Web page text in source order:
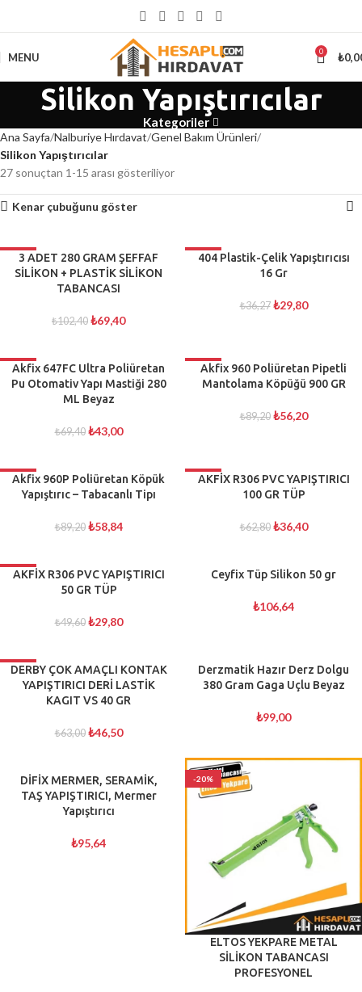
MENU 0 ₺
Silikon Yapıştırıcılar
Kategoriler
Ana Sayfa Nalburiye Hırdavat Genel Bakım Ürünleri
Silikon Yapıştırıcılar
27 sonuçtan 1-15 arası gösteriliyor
Kenar çubuğunu göster
-32%
TÜKENDI
3 ADET 280 GRAM ŞEFFAF
SİLİKON + PLASTİK SİLİKON
TABANCASI
₺102,40 ₺69,40
-18%
404 Plastik-Çelik Yapıştırıcısı
16 Gr
₺36,27 ₺29,80
-38%
TÜKENDI
Akfix 647FC Ultra Poliüretan
Pu Otomativ Yapı Mastiği 280
ML Beyaz
₺69,40 ₺43,00
-37%
TÜKENDI
Akfix 960 Poliüretan Pipetli
Mantolama Köpüğü 900 GR
₺89,20 ₺56,20
-34%
TÜKENDI
Akfix 960P Poliüretan Köpük
Yapıştırıc – Tabacanlı Tipı
₺89,20 ₺58,84
-42%
AKFİX R306 PVC YAPIŞTIRICI
100 GR TÜP
₺62,80 ₺36,40
-40%
AKFİX R306 PVC YAPIŞTIRICI
50 GR TÜP
₺49,60 ₺29,80
Ceyfix Tüp Silikon 50 gr
₺106,64
-26%
TÜKENDI
DERBY ÇOK AMAÇLI KONTAK
YAPIŞTIRICI DERİ LASTİK
KAGIT VS 40 GR
₺63,00 ₺46,50
Derzmatik Hazır Derz Dolgu
380 Gram Gaga Uçlu Beyaz
₺99,00
DİFİX MERMER, SERAMİK,
TAŞ YAPIŞTIRICI, Mermer
Yapıştırıcı
₺95,64
-20%
ELTOS YEKPARE METAL
SİLİKON TABANCASI
PROFESYONEL
ÜSTÜ ALIŞVERİŞLERİNİZDE KARGO ÜCRETSİZ